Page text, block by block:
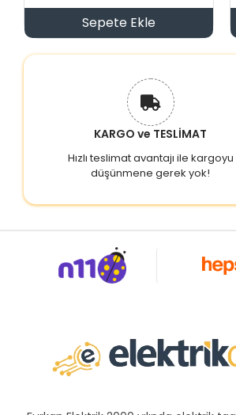
Sepete Ekle
KARGO ve TESLİMAT
Hızlı teslimat avantajı ile kargoyu
düşünmene gerek yok!